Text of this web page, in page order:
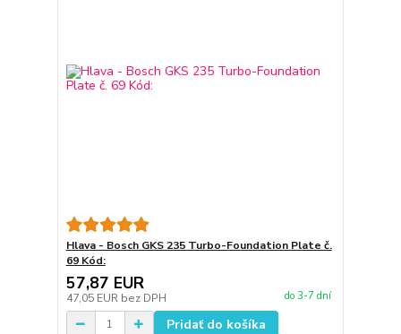
Hlava - Bosch GKS 235 Turbo-Foundation Plate č.
69 Kód:
57,87 EUR
47,05 EUR bez DPH do 3-7 dní
Pridať do košíka